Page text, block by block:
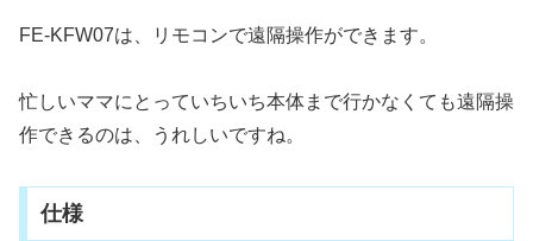
FE-KFW07は、リモコンで遠隔操作ができます。
忙しいママにとっていちいち本体まで行かなくても遠隔操
作できるのは、うれしいですね。
仕様